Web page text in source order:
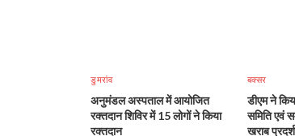
डुमरांव
अनुमंडल अस्पताल में आयोजित
रक्तदान शिविर में 15 लोगों ने किया
रक्तदान
बक्सर
डीएम ने
समिति एवं
खराब